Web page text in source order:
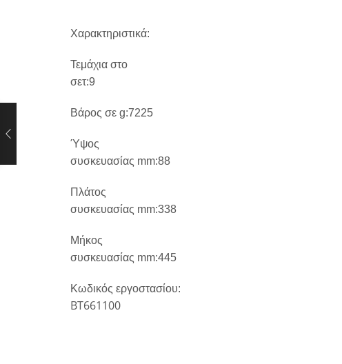
Χαρακτηριστικά:
Τεμάχια στο
σετ:9
Βάρος σε g:7225
Ύψος
συσκευασίας mm:88
Πλάτος
συσκευασίας mm:338
Μήκος
συσκευασίας mm:445
Κωδικός εργοστασίου:
BT661100